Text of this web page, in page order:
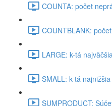
COUNTA: počet
COUNTBLANK:
LARGE: k-tá
SMALL: k-tá
SUMPRODUCT: